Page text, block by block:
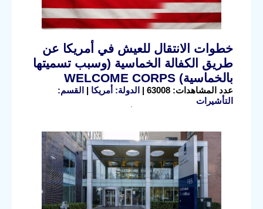
خطوات الانتقال للعيش في أمريكا عن
طريق الكفالة الخماسية (وسبب تسميتها
بالخماسية) WELCOME CORPS
عدد المشاهدات: 63008 | الدولة: أمريكا | القسم:
التأشيرات